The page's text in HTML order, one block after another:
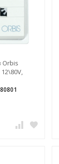
Orbis
12\80V,